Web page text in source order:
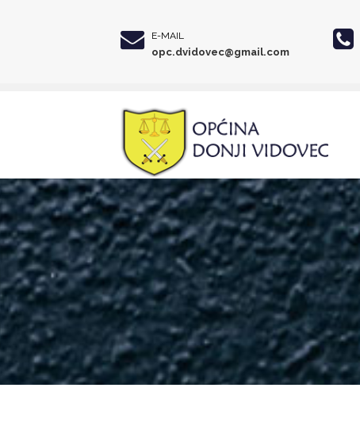
E-MAIL
opc.dvidovec@gmail.com